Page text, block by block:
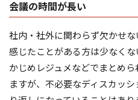
会議の時間が長い
社内・社外に関わらず欠かせ
感じたことがある方は少なく
かじめレジュメなどでまとめ
ますが、不必要なディスカッ